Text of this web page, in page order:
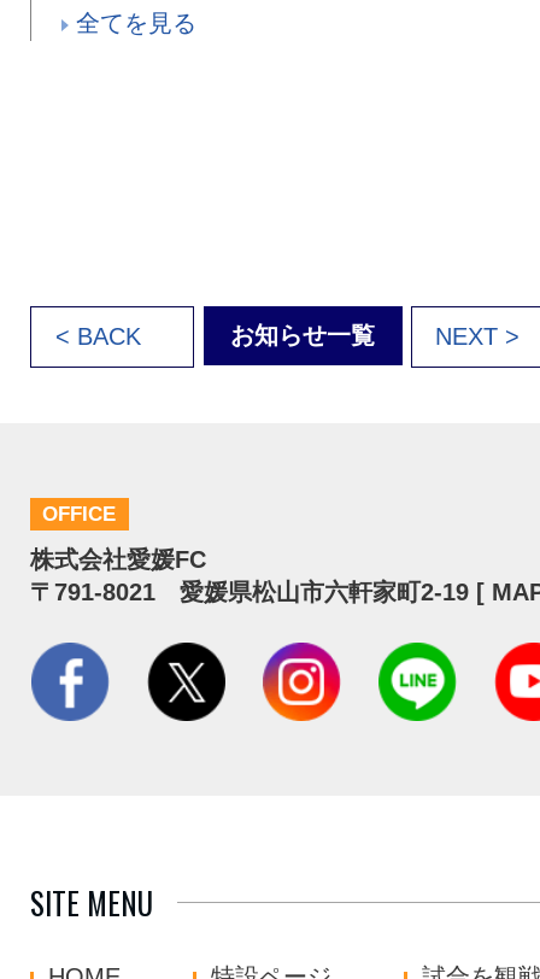
全てを見る
< BACK お知らせ一覧 NEXT >
OFFICE
株式会社愛媛FC
〒791-8021 愛媛県松山市六軒家町2-19 [
SITE MENU